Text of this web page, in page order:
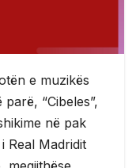
e muzikës
“Cibeles”,
në pak
Real Madridit